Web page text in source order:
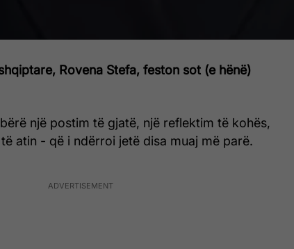
Rovena Stefa, feston sot (e hënë)
një postim të gjatë, një reflektim të kohës,
atin - që i ndërroi jetë disa muaj më parë.